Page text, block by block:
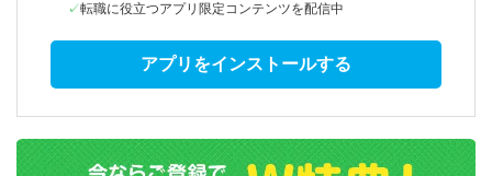
転職に役立つアプリ限定コンテンツを配信中
アプリをインストールする